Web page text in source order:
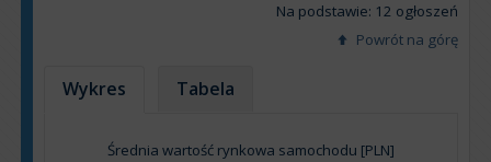
Na podstawie: 12 ogłoszeń
Powrót na górę
Wykres Tabela
Średnia wartość rynkowa samochodu [PLN]